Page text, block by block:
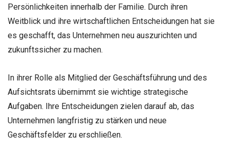
Persönlichkeiten innerhalb der Familie. Durch ihren
Weitblick und ihre wirtschaftlichen Entscheidungen hat sie
es geschafft, das Unternehmen neu auszurichten und
zukunftssicher zu machen.
In ihrer Rolle als Mitglied der Geschäftsführung und des
Aufsichtsrats übernimmt sie wichtige strategische
Aufgaben. Ihre Entscheidungen zielen darauf ab, das
Unternehmen langfristig zu stärken und neue
Geschäftsfelder zu erschließen.